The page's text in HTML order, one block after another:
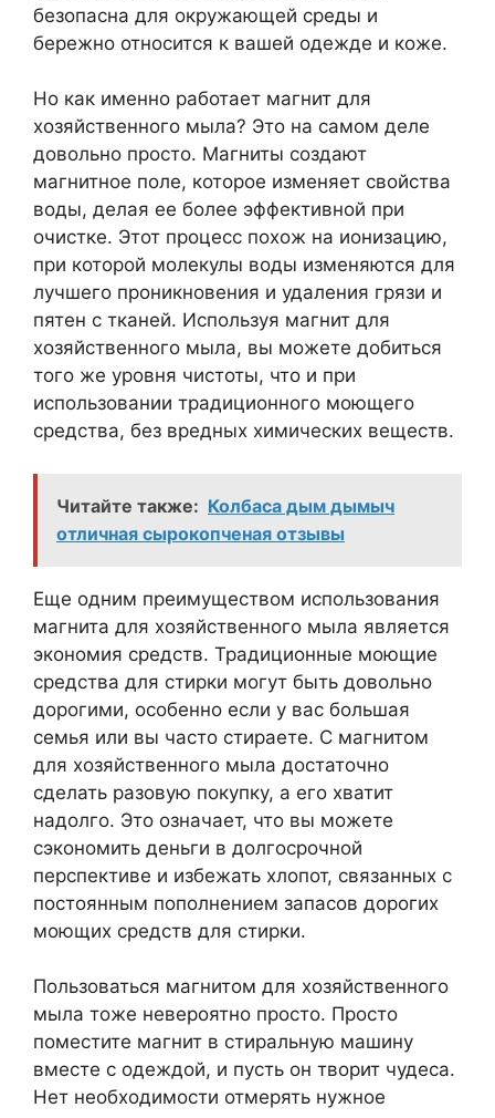
безопасна для окружающей среды и
бережно относится к вашей одежде и коже.
Но как именно работает магнит для
хозяйственного мыла? Это на самом деле
довольно просто. Магниты создают
магнитное поле, которое изменяет свойства
воды, делая ее более эффективной при
очистке. Этот процесс похож на ионизацию,
при которой молекулы воды изменяются для
лучшего проникновения и удаления грязи и
пятен с тканей. Используя магнит для
хозяйственного мыла, вы можете добиться
того же уровня чистоты, что и при
использовании традиционного моющего
средства, без вредных химических веществ.
Читайте также: Колбаса дым дымыч
отличная сырокопченая отзывы
Еще одним преимуществом использования
магнита для хозяйственного мыла является
экономия средств. Традиционные моющие
средства для стирки могут быть довольно
дорогими, особенно если у вас большая
семья или вы часто стираете. С магнитом
для хозяйственного мыла достаточно
сделать разовую покупку, а его хватит
надолго. Это означает, что вы можете
сэкономить деньги в долгосрочной
перспективе и избежать хлопот, связанных с
постоянным пополнением запасов дорогих
моющих средств для стирки.
Пользоваться магнитом для хозяйственного
мыла тоже невероятно просто. Просто
поместите магнит в стиральную машину
вместе с одеждой, и пусть он творит чудеса.
Нет необходимости отмерять нужное